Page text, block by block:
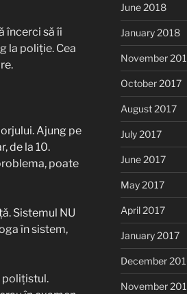
încerci să îi
la poliție. Cea
Ajung pe
de la 10.
poate
Sistemul NU
în sistem,
polițistul.
June 2018
January 2018
November
October 2017
August 2017
July 2017
June 2017
May 2017
April 2017
January 2017
December
November